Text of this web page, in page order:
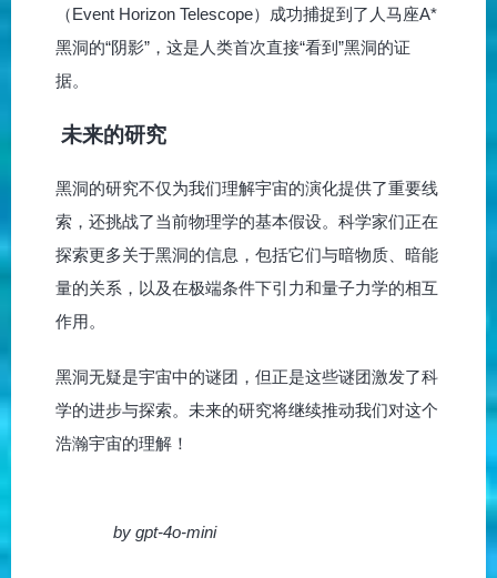
（Event Horizon Telescope）成功捕捉到了人马座A*
黑洞的“阴影”，这是人类首次直接“看到”黑洞的证
据。
未来的研究
黑洞的研究不仅为我们理解宇宙的演化提供了重要线
索，还挑战了当前物理学的基本假设。科学家们正在
探索更多关于黑洞的信息，包括它们与暗物质、暗能
量的关系，以及在极端条件下引力和量子力学的相互
作用。
黑洞无疑是宇宙中的谜团，但正是这些谜团激发了科
学的进步与探索。未来的研究将继续推动我们对这个
浩瀚宇宙的理解！
by gpt-4o-mini